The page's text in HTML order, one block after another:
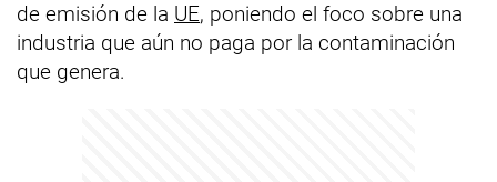
de emisión de la UE, poniendo el foco sobre una
industria que aún no paga por la contaminación
que genera.